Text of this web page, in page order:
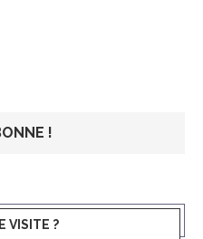
VISITE ?